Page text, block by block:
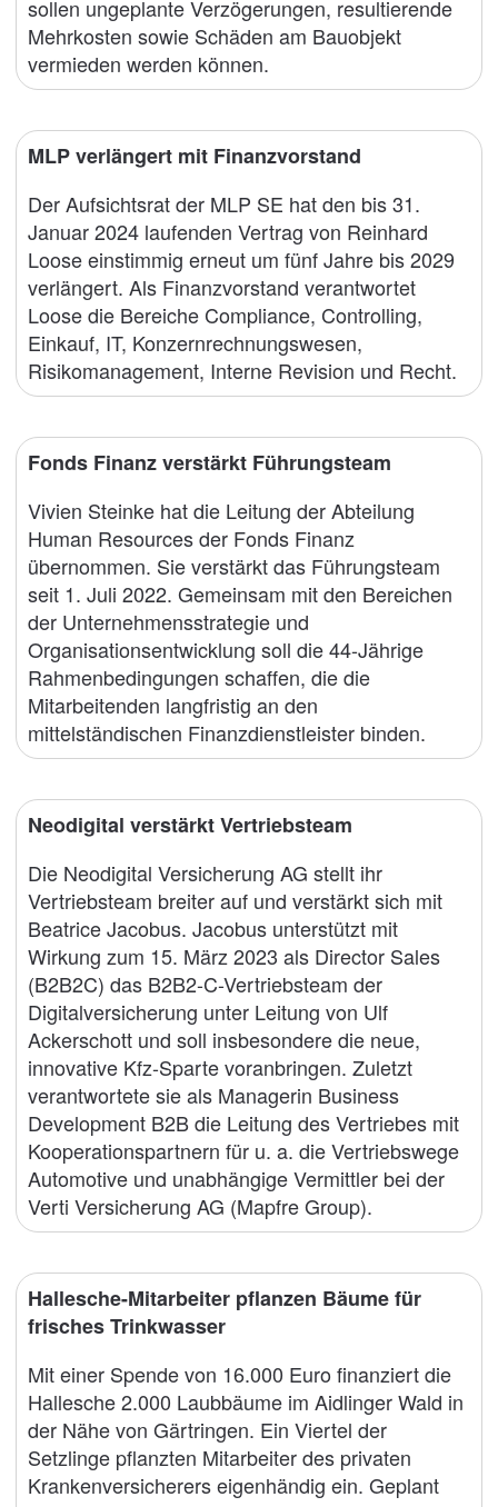
sollen ungeplante Verzögerungen, resultierende
Mehrkosten sowie Schäden am Bauobjekt
vermieden werden können.
MLP verlängert mit Finanzvorstand
Der Aufsichtsrat der MLP SE hat den bis 31.
Januar 2024 laufenden Vertrag von Reinhard
Loose einstimmig erneut um fünf Jahre bis 2029
verlängert. Als Finanzvorstand verantwortet
Loose die Bereiche Compliance, Controlling,
Einkauf, IT, Konzernrechnungswesen,
Risikomanagement, Interne Revision und Recht.
Fonds Finanz verstärkt Führungsteam
Vivien Steinke hat die Leitung der Abteilung
Human Resources der Fonds Finanz
übernommen. Sie verstärkt das Führungsteam
seit 1. Juli 2022. Gemeinsam mit den Bereichen
der Unternehmensstrategie und
Organisationsentwicklung soll die 44-Jährige
Rahmenbedingungen schaffen, die die
Mitarbeitenden langfristig an den
mittelständischen Finanzdienstleister binden.
Neodigital verstärkt Vertriebsteam
Die Neodigital Versicherung AG stellt ihr
Vertriebsteam breiter auf und verstärkt sich mit
Beatrice Jacobus. Jacobus unterstützt mit
Wirkung zum 15. März 2023 als Director Sales
(B2B2C) das B2B2-C-Vertriebsteam der
Digitalversicherung unter Leitung von Ulf
Ackerschott und soll insbesondere die neue,
innovative Kfz-Sparte voranbringen. Zuletzt
verantwortete sie als Managerin Business
Development B2B die Leitung des Vertriebes mit
Kooperationspartnern für u. a. die Vertriebswege
Automotive und unabhängige Vermittler bei der
Verti Versicherung AG (Mapfre Group).
Hallesche-Mitarbeiter pflanzen Bäume für
frisches Trinkwasser
Mit einer Spende von 16.000 Euro finanziert die
Hallesche 2.000 Laubbäume im Aidlinger Wald in
der Nähe von Gärtringen. Ein Viertel der
Setzlinge pflanzten Mitarbeiter des privaten
Krankenversicherers eigenhändig ein. Geplant